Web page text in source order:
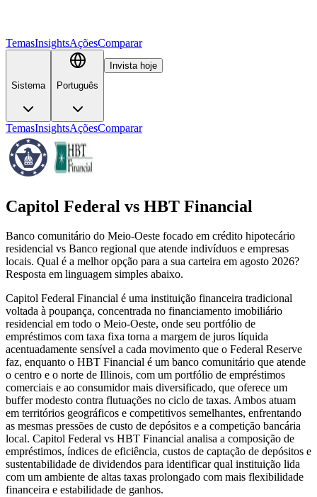
TemasInsightsAçõesComparar
Sistema Português
Invista hoje
TemasInsightsAçõesComparar
Capitol Federal vs HBT Financial
Banco comunitário do Meio-Oeste focado em crédito hipotecário
residencial vs Banco regional que atende indivíduos e empresas
locais. Qual é a melhor opção para a sua carteira em agosto 2026?
Resposta em linguagem simples abaixo.
Capitol Federal Financial é uma instituição financeira tradicional
voltada à poupança, concentrada no financiamento imobiliário
residencial em todo o Meio-Oeste, onde seu portfólio de
empréstimos com taxa fixa torna a margem de juros líquida
acentuadamente sensível a cada movimento que o Federal Reserve
faz, enquanto o HBT Financial é um banco comunitário que atende
o centro e o norte de Illinois, com um portfólio de empréstimos
comerciais e ao consumidor mais diversificado, que oferece um
buffer modesto contra flutuações no ciclo de taxas. Ambos atuam
em territórios geográficos e competitivos semelhantes, enfrentando
as mesmas pressões de custo de depósitos e a competição bancária
local. Capitol Federal vs HBT Financial analisa a composição de
empréstimos, índices de eficiência, custos de captação de depósitos e
sustentabilidade de dividendos para identificar qual instituição lida
com um ambiente de altas taxas prolongado com mais flexibilidade
financeira e estabilidade de ganhos.